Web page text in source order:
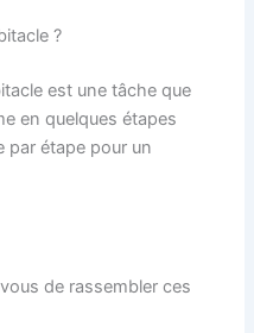
?
est une tâche que
en quelques étapes
par étape pour un
de rassembler ces